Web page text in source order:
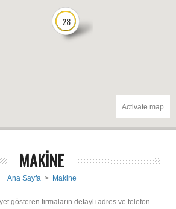
28
Activate map
MAKİNE
Ana Sayfa > Makine
gösteren firmaların detaylı adres ve telefon